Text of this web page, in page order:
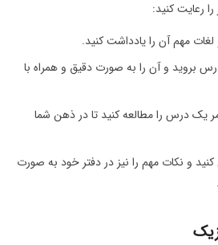
رعایت کنید:
مهم آن را یادداشت کنید.
بروید و آن‌ را به صورت دقیق و همراه با
یک درس را مطالعه کنید تا در ذهن شما
و نکات مهم را نیز در دفتر خود به صورت